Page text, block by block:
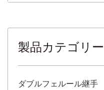
製品カテゴリー
ダブルフェルール継手